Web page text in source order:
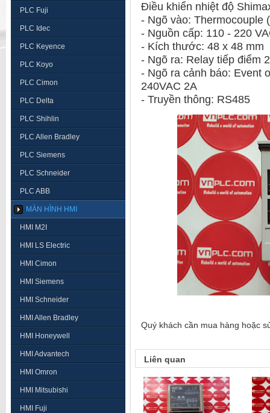
PLC Fuji
PLC Idec
PLC Keyence
PLC Koyo
PLC Cimon
PLC Delta
PLC Shihlin
PLC Allen Bradley
PLC Siemens
PLC Schneider
PLC ABB
MÀN HÌNH HMI
HMI M2I
HMI LS Electric
HMI Cimon
HMI Siemens
HMI Schneider
HMI Allen Bradley
HMI Honeywell
HMI Advantech
HMI Omron
HMI Mitsubishi
HMI Fuji
Điều khiển nhiệt độ
- Ngõ vào: Thermocouple
- Nguồn cấp: 110 - 220
- Kích thước: 48 x 48 mm
- Ngõ ra: Relay tiếp điểm
- Ngõ ra cảnh báo: Event
240VAC 2A
- Truyền thông: RS485
Quý khách cần mua hàng hoặc
Liên quan